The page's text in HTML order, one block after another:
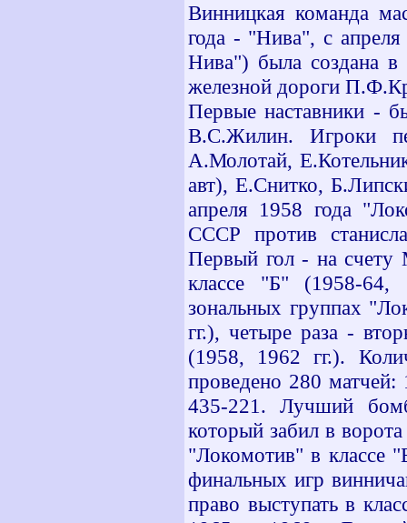
Винницкая команда
года - "Нива", с
Нива") была создана в
железной дороги
Первые наставники -
В.С.Жилин. Игроки
А.Молотай,
авт), Е.Снитко,
апреля 1958 года
СССР против
Первый гол - на счету
классе "Б" (1958-64,
зональных группах
гг.), четыре раза -
(1958, 1962 гг.).
проведено 280
435-221. Лучший
который забил в
"Локомотив" в
финальных игр
право выступать в